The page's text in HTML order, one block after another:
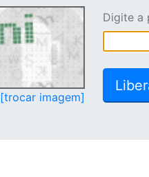
[trocar imagem]
Digite a